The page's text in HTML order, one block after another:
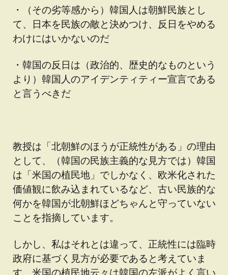
・（その劣等感から）韓国人は朝鮮民族とし
て、日本を民族の敵と決めつけ、反日をやめる
わけにはいかないのだ
・韓国の反日は（政治的、歴史的なものという
より）韓国人のアイデンティティー宣言である
と言うべきだ
教授は「北朝鮮のほうが正統性がある」の理由
として、（韓国の民族主義的な見方では）韓国
は「米国の植民地」でしかなく、欧米化された
価値観に飲み込まれているなど、古い民族的な
何かを韓国が北朝鮮ほどちゃんと守っていない
ことを指摘しています。
しかし、私はそれとは違って、正統性には臨時
政府に基づく見方が必要であると考えていま
す。米国の植民地云々は韓国の左派がよく言い